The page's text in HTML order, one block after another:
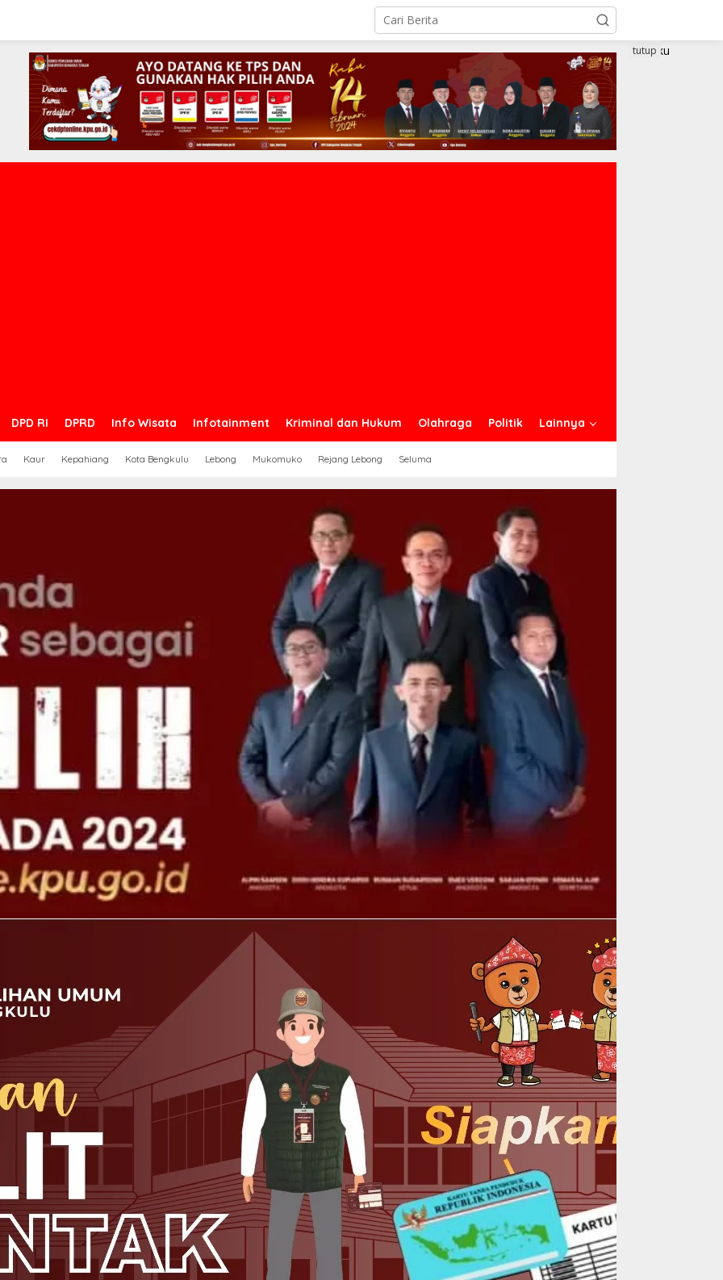
DPD RI DPRD Info Wisata Infotainment Kriminal dan Hukum Olahraga Politik Lainnya
Kaur Kepahiang Kota Bengkulu Lebong Mukomuko Rejang Lebong Seluma
tutup